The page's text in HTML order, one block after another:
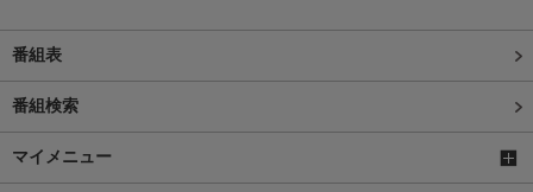
番組表
番組検索
マイメニュー